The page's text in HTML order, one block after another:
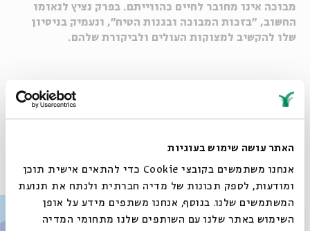
האתר עושה שימוש בעוגיות
אנחנו משתמשים בקובצי Cookie כדי להתאים אישית תוכן
ומודעות, לספק תכונות של מדיה חברתית ולנתח את תנועת
המשתמשים שלנו. בנוסף, אנחנו משתפים מידע על אופן
השימוש באתר שלנו עם השותפים שלנו מתחומי המדיה
מבוכה אינו מחובר לחיים כהווייתם. בפרק נציץ לנאומו
החשוב, "בזכות המבוכה ובגנות הטיח", ונעמיק בניסיון
שלו להקשיב למצוקות העולים ולביקורת שלהם.
לקבלת עדכונים על פרק חדש ב- Whatsapp
Email
פרקים נוספים בסדרה
סגור